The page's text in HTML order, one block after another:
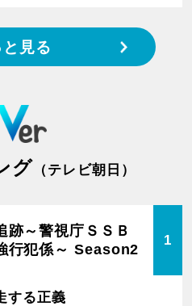
と見る
グ （テレビ朝日）
跡～警視庁ＳＳＢ
行犯係～ Season2
1
する正義